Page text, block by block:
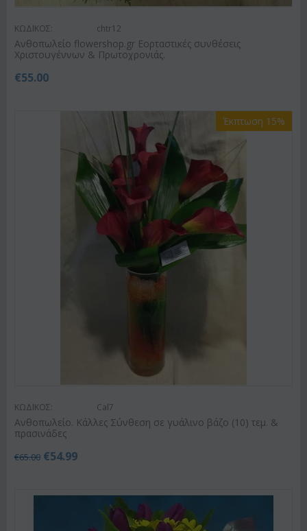
ΚΩΔΙΚΟΣ: chtr12
Ανθοπωλείο flowershop.gr Εορταστικές συνθέσεις
Χριστουγέννων & Πρωτοχρονιάς.
€55.00
Έκπτωση 15%
ΚΩΔΙΚΟΣ: Cal7
Ανθοπωλείο. Κάλλες Σύνθεση σε γυάλινο βάζο (10) τεμ. &
πρασινάδες
€65.00 €54.99